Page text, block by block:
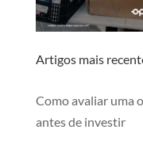
Artigos mais
Como avaliar uma
antes de investir